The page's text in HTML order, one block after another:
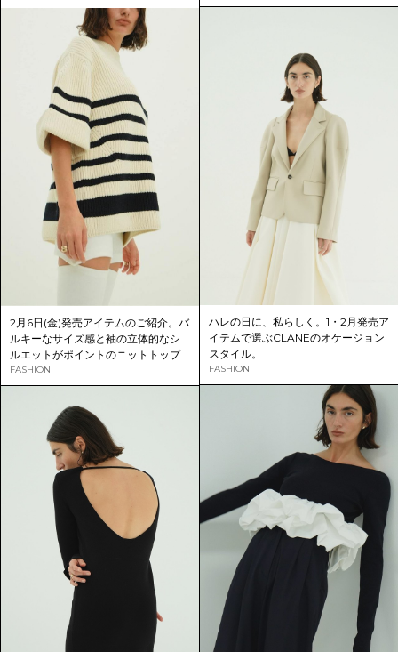
ハレの日に、私らしく。1・2月発売ア
イテムで選ぶCLANEのオケージョン
スタイル。
FASHION
2月6日(金)発売アイテムのご紹介。バ
ルキーなサイズ感と袖の立体的なシ
ルエットがポイントのニットトップ
スが登場。
FASHION